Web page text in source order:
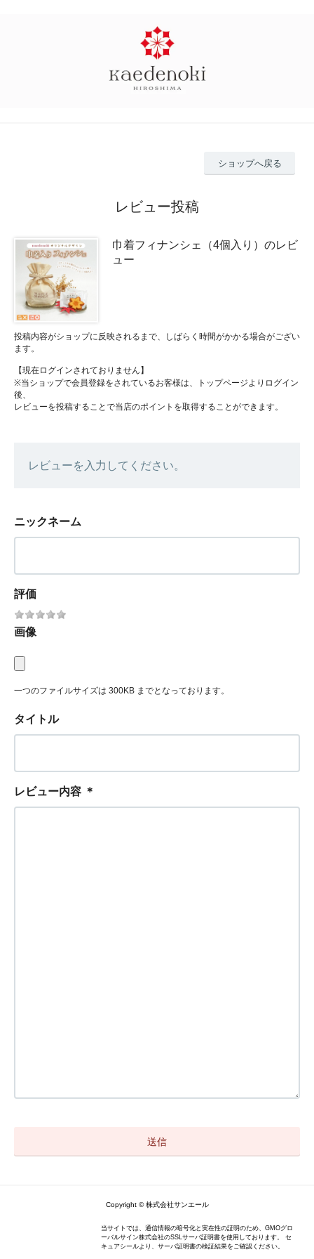
ショップへ戻る
レビュー投稿
巾着フィナンシェ（4個入り）のレビ
ュー
投稿内容がショップに反映されるまで、しばらく時間がかかる場合がござい
ます。
【現在ログインされておりません】
※当ショップで会員登録をされているお客様は、トップページよりログイン
後、
レビューを投稿することで当店のポイントを取得することができます。
レビューを入力してください。
ニックネーム
評価
画像
一つのファイルサイズは 300KB までとなっております。
タイトル
レビュー内容 ＊
Copyright © 株式会社サンエール
当サイトでは、通信情報の暗号化と実在性の証明のため、GMOグロ
ーバルサイン株式会社のSSLサーバ証明書を使用しております。 セ
キュアシールより、サーバ証明書の検証結果をご確認ください。